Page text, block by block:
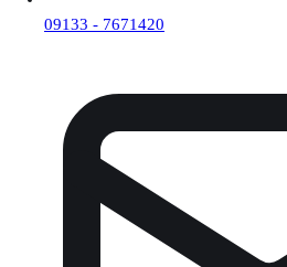
09133 - 7671420